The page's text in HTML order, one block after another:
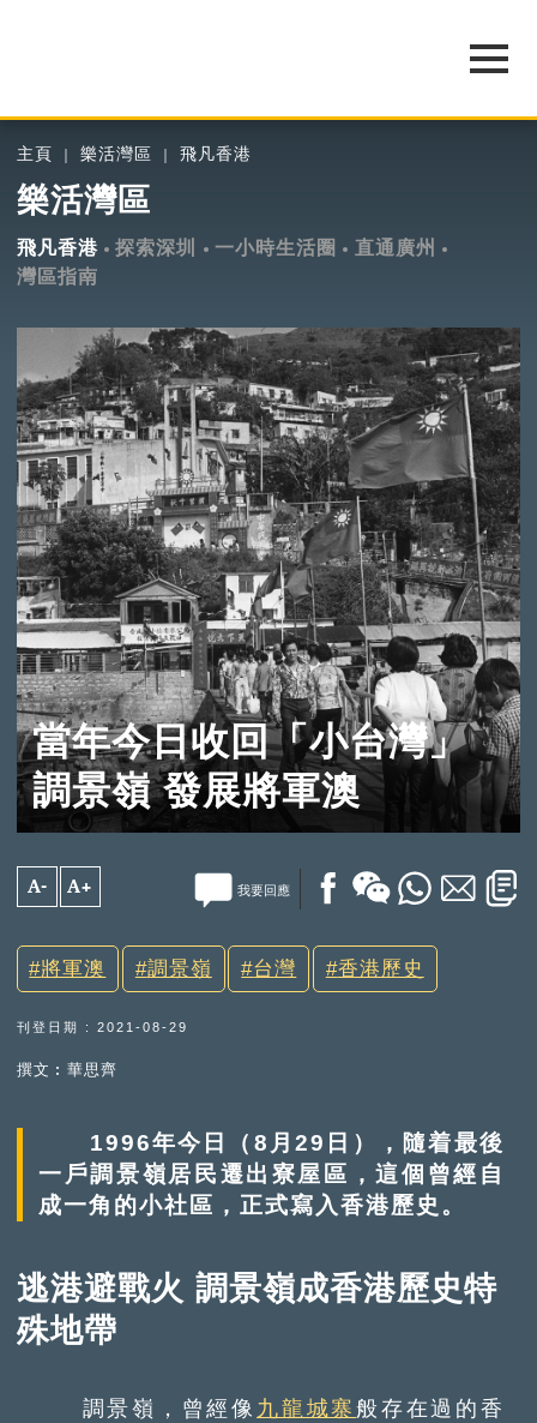
主頁 樂活灣區 飛凡香港
樂活灣區
飛凡香港 探索深圳 一小時生活圈
直通廣州
灣區指南
當年今日收回「小台灣」
調景嶺 發展將軍澳
A- A+ 我要回應
將軍澳 調景嶺 台灣 香港歷史
刊登日期 : 2021-08-29
撰文︰華思齊
1996年今日（8月29日），隨着最後
一戶調景嶺居民遷出寮屋區，這個曾經自
成一角的小社區，正式寫入香港歷史。
逃港避戰火 調景嶺成香港歷史特
殊地帶
調景嶺，曾經像 九龍城寨般存在過的香